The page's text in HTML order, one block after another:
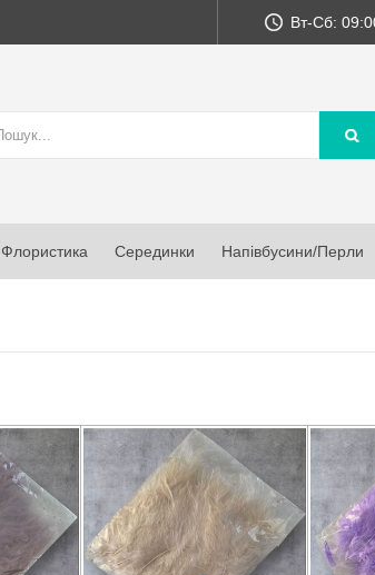
Вт-Сб:
Флористика Серединки Напівбусини/Перли